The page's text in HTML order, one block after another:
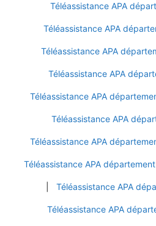
Téléassistance APA
Téléassistance APA
Téléassistance APA
Téléassistance APA
Téléassistance APA
Téléassistance APA
Téléassistance APA
Téléassistance APA
Téléassistance APA
Téléassistance APA